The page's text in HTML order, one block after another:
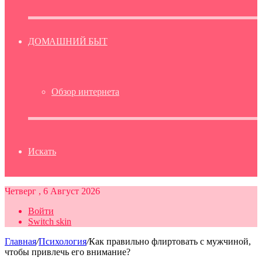
ДОМАШНИЙ БЫТ
Обзор интернета
Искать
Четверг , 6 Август 2026
Войти
Switch skin
Главная/Психология/Как правильно флиртовать с мужчиной,
чтобы привлечь его внимание?